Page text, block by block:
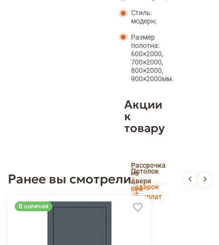
Стиль:
модерн;
Размер
полотна:
600×2000,
700×2000,
800×2000,
900×2000мм.
Акции
к
товару
пенсионерам
и
новоселам
Рассрочка
на
двери
без
переплат
Потолок
в
подарок
Доставка
и
установка
беслпатно
Ранее вы смотрели
В наличии